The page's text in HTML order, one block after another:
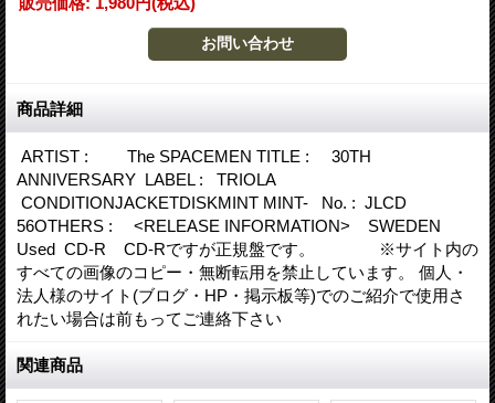
商品詳細
ARTIST : The SPACEMEN TITLE : 30TH
ANNIVERSARY LABEL : TRIOLA
CONDITIONJACKETDISKMINT MINT- No. : JLCD
56OTHERS : <RELEASE INFORMATION> SWEDEN
Used CD-R CD-Rですが正規盤です。 ※サイト内の
すべての画像のコピー・無断転用を禁止しています。 個人・
法人様のサイト(ブログ・HP・掲示板等)でのご紹介で使用さ
れたい場合は前もってご連絡下さい
関連商品